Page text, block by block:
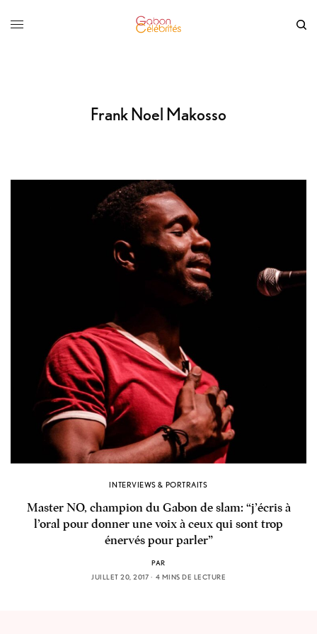
Frank Noel Makosso
INTERVIEWS & PORTRAITS
Master NO, champion du Gabon de slam: “j’écris à
l’oral pour donner une voix à ceux qui sont trop
énervés pour parler”
PAR
JUILLET 20, 2017
4 MINS DE LECTURE